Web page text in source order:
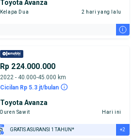
Toyota Avanza
Kelapa Dua 2 hari yang lalu
i
Rp 224.000.000
2022 - 40.000-45.000 km
Cicilan Rp 5.3 jt/bulan
Toyota Avanza
Duren Sawit Hari ini
GRATIS ASURANSI 1 TAHUN* +2